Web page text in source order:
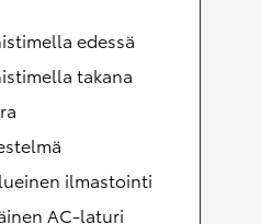
edessä
takana
ilmastointi
AC-laturi